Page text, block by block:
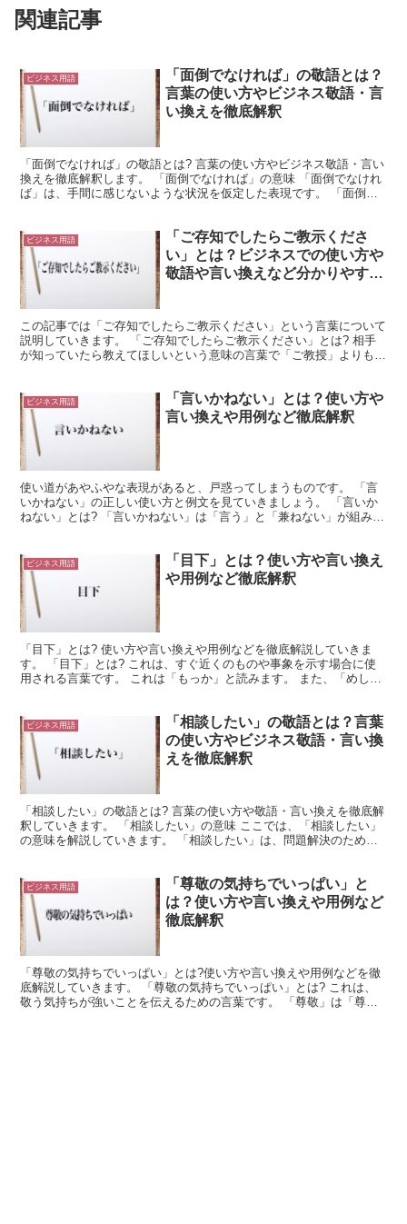
関連記事
ビジネス用語
「面倒でなければ」の敬語とは？
言葉の使い方やビジネス敬語・言
い換えを徹底解釈
「面倒でなければ」の敬語とは? 言葉の使い方やビジネス敬語・言い
換えを徹底解釈します。 「面倒でなければ」の意味 「面倒でなけれ
ば」は、手間に感じないような状況を仮定した表現です。 「面倒」
ビジネス用語
「ご存知でしたらご教示くださ
い」とは？ビジネスでの使い方や
敬語や言い換えなど分かりやすく
この記事では「ご存知でしたらご教示ください」という言葉について
説明していきます。 「ご存知でしたらご教示ください」とは? 相手
が知っていたら教えてほしいという意味の言葉で「ご教授」よりも短
ビジネス用語
「言いかねない」とは？使い方や
言い換えや用例など徹底解釈
使い道があやふやな表現があると、戸惑ってしまうものです。 「言
いかねない」の正しい使い方と例文を見ていきましょう。 「言いか
ねない」とは? 「言いかねない」は「言う」と「兼ねない」が組み合
ビジネス用語
「目下」とは？使い方や言い換え
や用例など徹底解釈
「目下」とは? 使い方や言い換えや用例などを徹底解説していきま
す。 「目下」とは? これは、すぐ近くのものや事象を示す場合に使
用される言葉です。 これは「もっか」と読みます。 また、「めし
ビジネス用語
「相談したい」の敬語とは？言葉
の使い方やビジネス敬語・言い換
えを徹底解釈
「相談したい」の敬語とは? 言葉の使い方や敬語・言い換えを徹底解
釈していきます。 「相談したい」の意味 ここでは、「相談したい」
の意味を解説していきます。 「相談したい」は、問題解決のために
ビジネス用語
「尊敬の気持ちでいっぱい」と
は？使い方や言い換えや用例など
徹底解釈
「尊敬の気持ちでいっぱい」とは?使い方や言い換えや用例などを徹
底解説していきます。 「尊敬の気持ちでいっぱい」とは? これは、
敬う気持ちが強いことを伝えるための言葉です。 「尊敬」は「尊ぶ